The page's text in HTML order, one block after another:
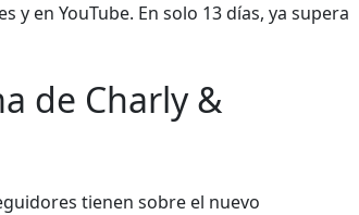
y en YouTube. En solo 13 días, ya supera
de Charly &
tienen sobre el nuevo